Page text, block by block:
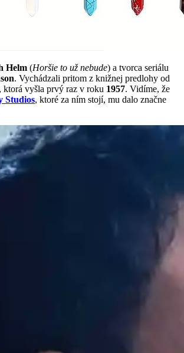
Helm (Horšie to už nebude) a tvorca seriálu
. Vychádzali pritom z knižnej predlohy od
, ktorá vyšla prvý raz v roku 1957. Vidíme, že
Studios, ktoré za ním stojí, mu dalo značne